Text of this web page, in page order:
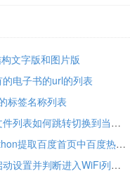
文字版和图片版
电子书的url的列表
标签名称列表
【已解决】Android Studio中左边项目文件列表如何跳转切换到当前打开的文件
【记录】演示如何实现简单爬虫：用Python提取百度首页中百度热榜内容列表
【已解决】iOS自动化设置WiFi：如何启动设置并判断进入WiFi列表页